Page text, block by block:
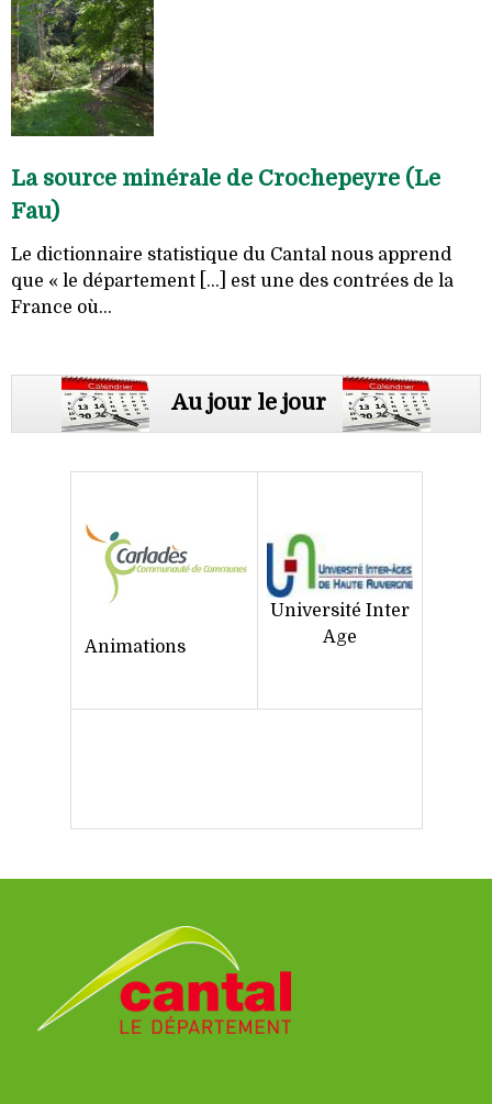
La source minérale de Crochepeyre (Le
Fau)
Le dictionnaire statistique du Cantal nous apprend
que « le département [...] est une des contrées de la
France où...
Au jour le jour
Animations
Université Inter
Age